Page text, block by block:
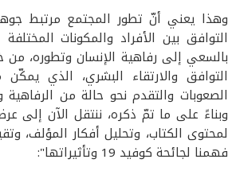
وهذا يعني أنّ تطور المجتمع مرتبط
التوافق بين الأفراد والمكونات
بالسعي إلى رفاهية الإنسان وتطوره، من
التوافق والارتقاء البشري، الذي
الصعوبات والتقدم نحو حالة من الرفاهية
وبناءً على ما تمّ ذكره، ننتقل الآن
لمحتوى الكتاب، وتحليل أفكار المؤلف،
فهمنا لجائحة كوفيد 19 وتأثيراتها":